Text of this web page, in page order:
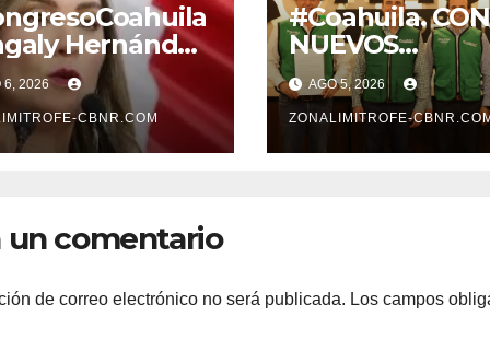
Hernández
desconegelar
QUE TIENE QUE
CON LA
DE
6, 2026
CBNR.COM
#Coahuila. CON
NUEVOS
FORTALECE
GOBERNADOR
GABINETE
AGO 5, 2026
ZONALIMITROFE-CBNR.COM
un comentario
de correo electrónico no será publicada. Los campos